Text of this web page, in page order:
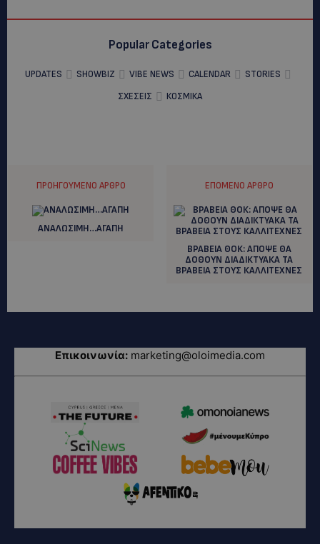
Popular Categories
UPDATES SHOWBIZ VIBE NEWS CALENDAR
STORIES
ΣΧΕΣΕΙΣ
ΚΟΣΜΙΚΑ
ΠΡΟΗΓΟΎΜΕΝΟ ΆΡΘΡΟ
ΑΝΑΛΩΣΙΜΗ…ΑΓΑΠΗ
ΕΠΌΜΕΝΟ ΆΡΘΡΟ
ΒΡΑΒΕΙΑ ΘΟΚ: ΑΠΟΨΕ ΘΑ
ΔΟΘΟΥΝ ΔΙΑΔΙΚΤΥΑΚΑ ΤΑ
ΒΡΑΒΕΙΑ ΣΤΟΥΣ ΚΑΛΛΙΤΕΧΝΕΣ
Επικοινωνία: marketing@oloimedia.com